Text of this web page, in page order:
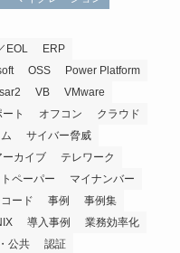
EOL
ERP
OSS
Power Platform
VB
VMware
ト オフコン
クラウド
サイバー脅威
ーカイブ
テレワーク
ペーパー
マイナンバー
ード 事例
事例集
導入事例
業務効率化
公共
認証